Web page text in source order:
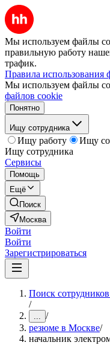
Мы используем файлы
правильную работу
трафик.
Правила использования
Мы используем файлы
файлов cookie
Понятно
Ищу сотрудника
Ищу работу
Ищу
Ищу сотрудника
Сервисы
Помощь
Ещё
Поиск
Москва
Войти
Войти
Зарегистрироваться
Поиск
/
... /
резюме в Москве/
начальник